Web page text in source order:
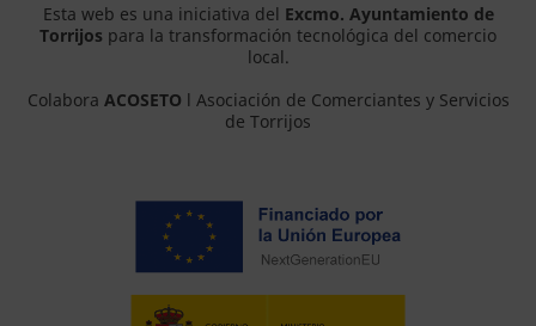
Esta web es una iniciativa del Excmo. Ayuntamiento de
Torrijos para la transformación tecnológica del comercio
local.
Colabora ACOSETO l Asociación de Comerciantes y Servicios
de Torrijos